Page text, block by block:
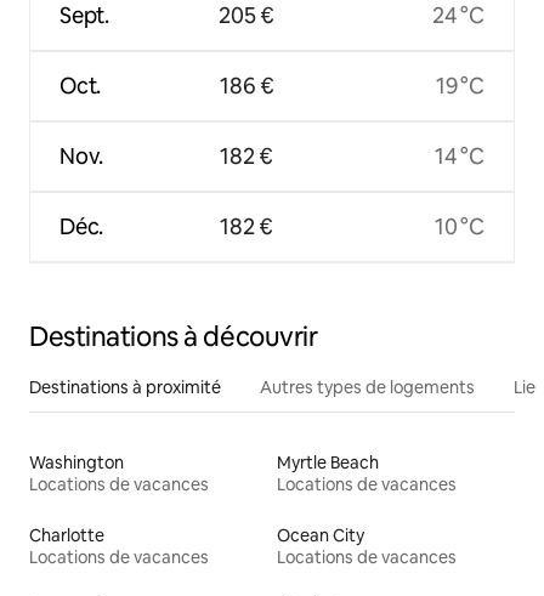
Sept.
Oct.
Nov.
Déc.
205 €
186 €
182 €
182 €
24 °C
19 °C
14 °C
10 °C
Destinations à découvrir
Destinations à proximité Autres types de logements
Washington
Locations de vacances
Myrtle Beach
Locations de vacances
Charlotte
Locations de vacances
Ocean City
Locations de vacances